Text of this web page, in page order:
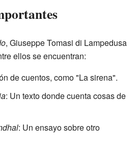
, Giuseppe Tomasi di Lampedusa
ellos se encuentran:
de cuentos, como "La sirena".
: Un texto donde cuenta cosas de
: Un ensayo sobre otro